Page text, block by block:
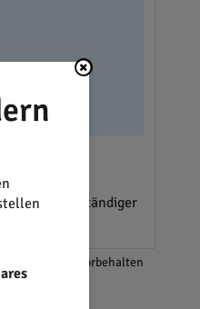
Sachverständiger
und Irrtümer vorbehalten